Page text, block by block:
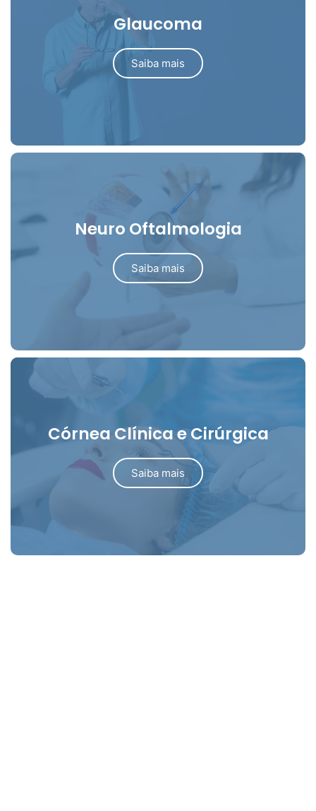
Glaucoma
Saiba mais
Neuro Oftalmologia
Saiba mais
Córnea Clínica e Cirúrgica
Saiba mais